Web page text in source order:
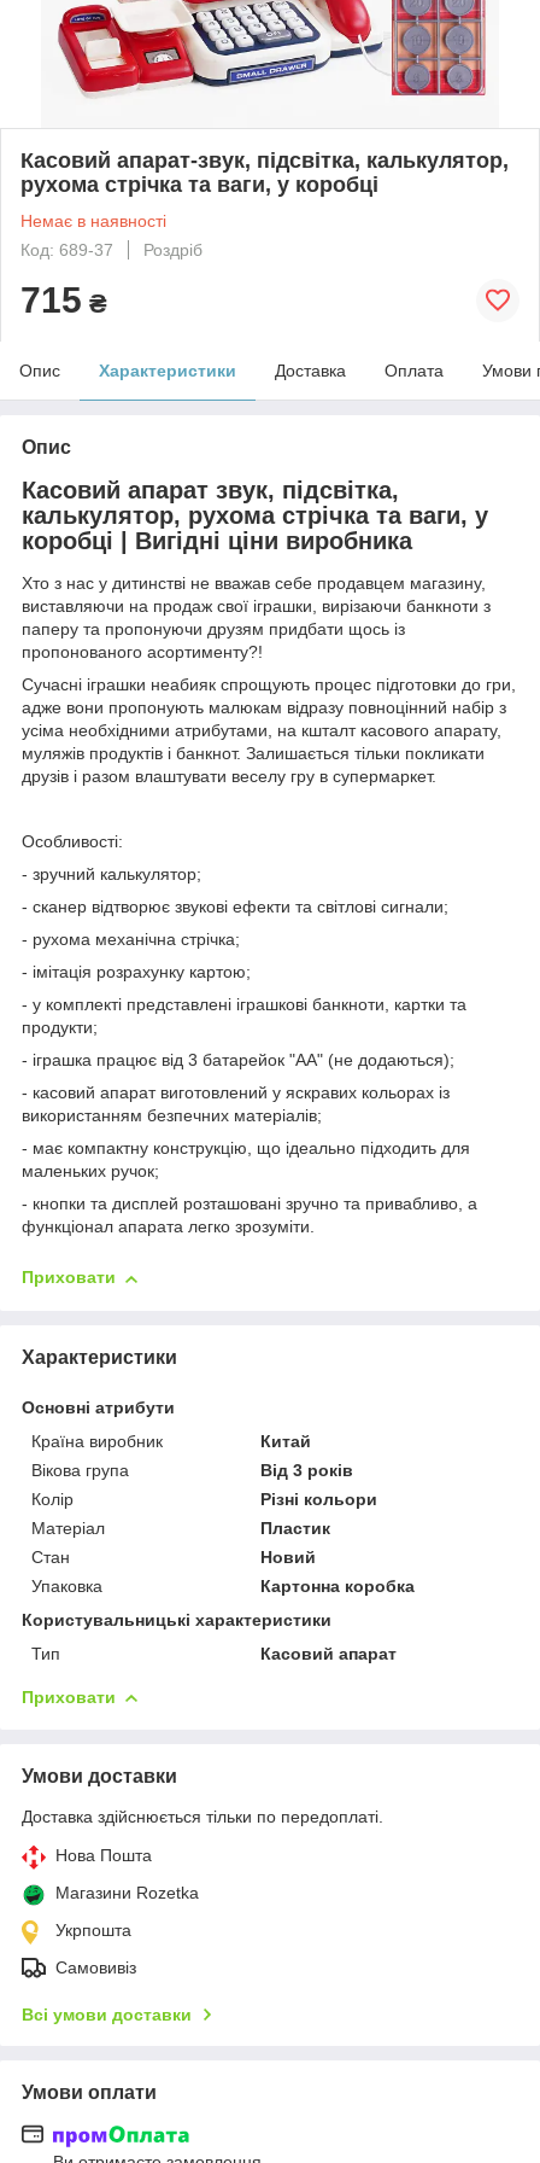
Касовий апарат-звук, підсвітка, калькулятор,
рухома стрічка та ваги, у коробці
Немає в наявності
Код: 689-37
Роздріб
715 ₴
Опис Характеристики Доставка Оплата Умови
Опис
Касовий апарат звук, підсвітка,
калькулятор, рухома стрічка та ваги, у
коробці | Вигідні ціни виробника
Хто з нас у дитинстві не вважав себе продавцем магазину,
виставляючи на продаж свої іграшки, вирізаючи банкноти з
паперу та пропонуючи друзям придбати щось із
пропонованого асортименту?!
Сучасні іграшки неабияк спрощують процес підготовки до гри,
адже вони пропонують малюкам відразу повноцінний набір з
усіма необхідними атрибутами, на кшталт касового апарату,
муляжів продуктів і банкнот. Залишається тільки покликати
друзів і разом влаштувати веселу гру в супермаркет.
Особливості:
- зручний калькулятор;
- сканер відтворює звукові ефекти та світлові сигнали;
- рухома механічна стрічка;
- імітація розрахунку картою;
- у комплекті представлені іграшкові банкноти, картки та
продукти;
- іграшка працює від 3 батарейок "АА" (не додаються);
- касовий апарат виготовлений у яскравих кольорах із
використанням безпечних матеріалів;
- має компактну конструкцію, що ідеально підходить для
маленьких ручок;
- кнопки та дисплей розташовані зручно та привабливо, а
функціонал апарата легко зрозуміти.
Приховати
Характеристики
Основні атрибути
Країна виробник
Китай
Вікова група
Від 3 років
Колір
Різні кольори
Матеріал
Пластик
Стан
Новий
Упаковка
Картонна коробка
Користувальницькі характеристики
Тип
Касовий апарат
Приховати
Умови доставки
Доставка здійснюється тільки по передоплаті.
Нова Пошта
Магазини Rozetka
Укрпошта
Самовивіз
Всі умови доставки
Умови оплати